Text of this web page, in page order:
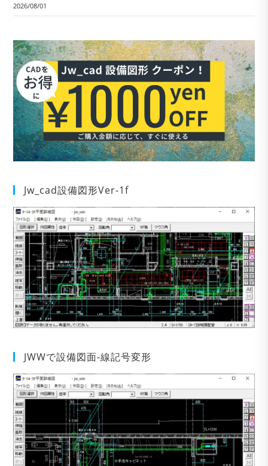
2026/08/01
Jw_cad設備図形Ver-1f
JWWで設備図面-線記号変形